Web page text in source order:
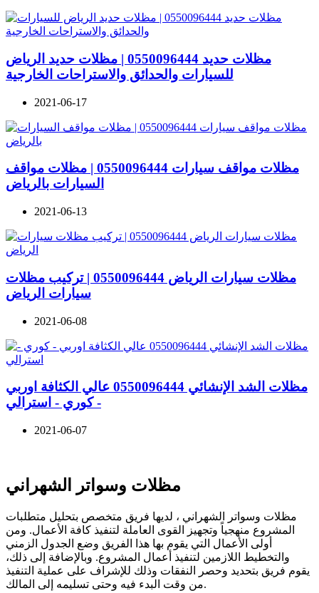
مظلات حديد 0550096444 | مظلات حديد الرياض
للسيارات والحدائق والاستراحات الخارجية
2021-06-17
مظلات مواقف سيارات 0550096444 | مظلات مواقف
السيارات بالرياض
2021-06-13
مظلات سيارات الرياض 0550096444 | تركيب مظلات
سيارات الرياض
2021-06-08
مظلات الشد الإنشائي 0550096444 عالي الكثافة اوربي
- كوري - استرالي
2021-06-07
مظلات وسواتر الشهراني
مظلات وسواتر الشهراني ، لديها فريق متخصص بتحليل متطلبات
المشروع منهجياً وتجهيز القوى العاملة لتنفيذ كافة الأعمال. ومن
أولى الأعمال التي يقوم بها هذا الفريق وضع الجدول الزمني
والتخطيط اللازمين لتنفيذ أعمال المشروع. وبالإضافة إلى ذلك،
يقوم فريق بتحديد وحصر النفقات وذلك للإشراف على عملية التنفيذ
من وقت البدء فيه وحتى تسليمه إلى المالك.